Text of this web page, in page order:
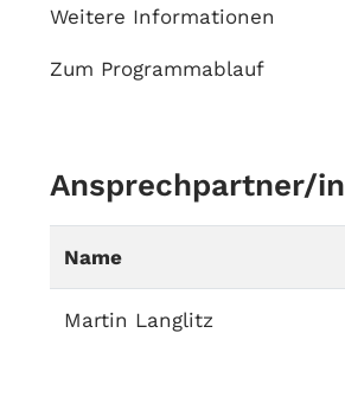
Weitere Informationen
Zum Programmablauf
Ansprechpartner/in
Name
Martin Langlitz